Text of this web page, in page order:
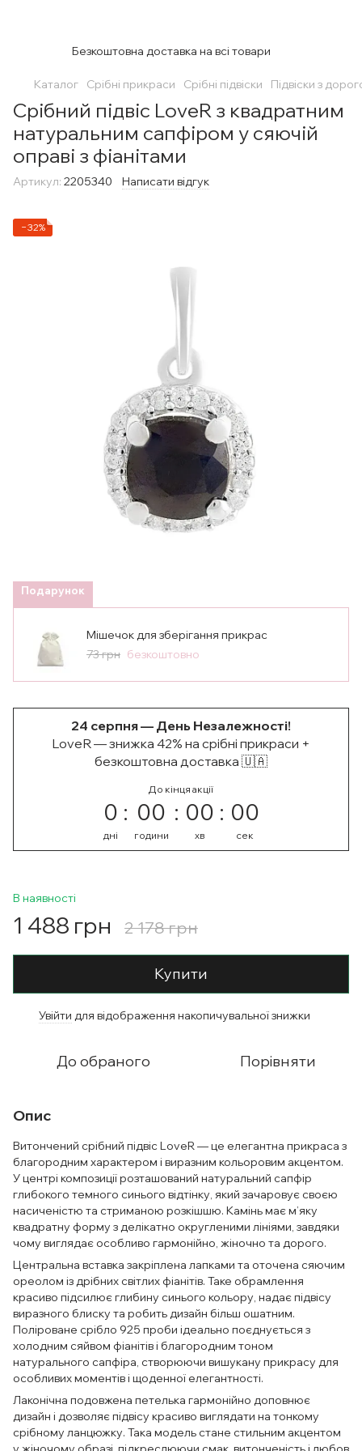
Безкоштовна доставка на всі товари
Каталог Срібні прикраси Срібні підвіски Підвіски з
Срібний підвіс LoveR з квадратним
натуральним сапфіром у сяючій
оправі з фіанітами
Артикул: 2205340 Написати відгук
−32%
Подарунок
Мішечок для зберігання прикрас
73 грн безкоштовно
24 серпня — День Незалежності!
LoveR — знижка 42% на срібні прикраси +
безкоштовна доставка 🇺🇦
До кінця акції
0
дні
00
години
00
хв
00
сек
В наявності
1 488 грн 2 178 грн
Купити
Увійти для відображення накопичувальної знижки
До обраного Порівняти
Опис
Витончений срібний підвіс LoveR — це елегантна прикраса з
благородним характером і виразним кольоровим акцентом.
У центрі композиції розташований натуральний сапфір
глибокого темного синього відтінку, який зачаровує своєю
насиченістю та стриманою розкішшю. Камінь має м’яку
квадратну форму з делікатно округленими лініями, завдяки
чому виглядає особливо гармонійно, жіночно та дорого.
Центральна вставка закріплена лапками та оточена сяючим
ореолом із дрібних світлих фіанітів. Таке обрамлення
красиво підсилює глибину синього кольору, надає підвісу
виразного блиску та робить дизайн більш ошатним.
Поліроване срібло 925 проби ідеально поєднується з
холодним сяйвом фіанітів і благородним тоном
натурального сапфіра, створюючи вишукану прикрасу для
особливих моментів і щоденної елегантності.
Лаконічна подовжена петелька гармонійно доповнює
дизайн і дозволяє підвісу красиво виглядати на тонкому
срібному ланцюжку. Така модель стане стильним акцентом